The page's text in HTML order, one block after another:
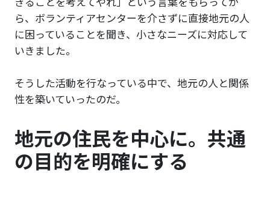
ら、ボランティアセンターを介さずに直接地元の人
に困っていることを聞き、小さなニーズに対応して
いきました。
そうした活動を行なっている中で、地元の人と関係
性を築いていったのだ。
地元の住民を中心に。共通
の目的を明確にする